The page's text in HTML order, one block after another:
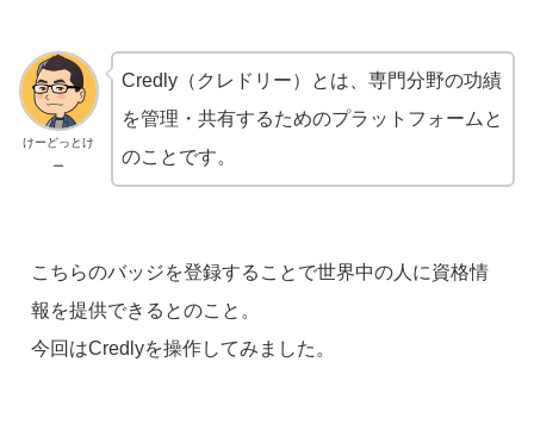
けーどっとけ
ー
Credly（クレドリー）とは、専門分野の功績
を管理・共有するためのプラットフォームと
のことです。
こちらのバッジを登録することで世界中の人に資格情
報を提供できるとのこと。
今回はCredlyを操作してみました。